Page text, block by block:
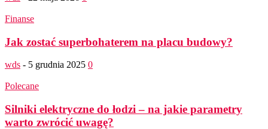
Finanse
Jak zostać superbohaterem na placu budowy?
wds - 5 grudnia 2025 0
Polecane
Silniki elektryczne do łodzi – na jakie parametry
warto zwrócić uwagę?